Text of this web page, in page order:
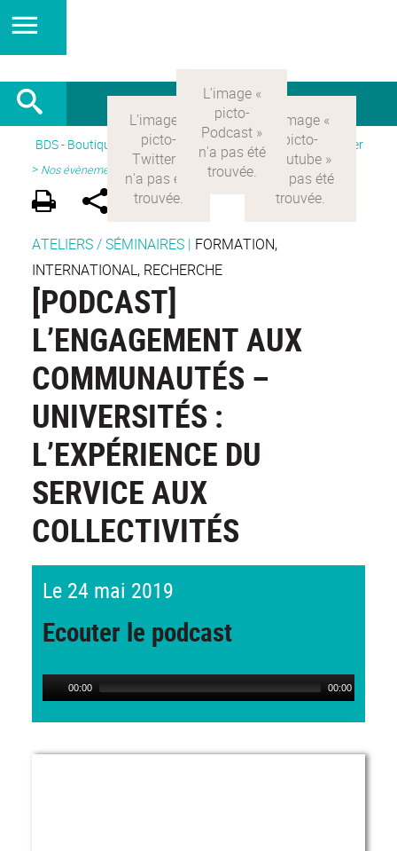
BDS - Boutique des sciences Version Française> Participer
> Nos évènements
ATELIERS / SÉMINAIRES | FORMATION,
INTERNATIONAL, RECHERCHE
[PODCAST]
L’ENGAGEMENT AUX
COMMUNAUTÉS –
UNIVERSITÉS :
L’EXPÉRIENCE DU
SERVICE AUX
COLLECTIVITÉS
Le 24 mai 2019
Ecouter le podcast
00:00 00:00